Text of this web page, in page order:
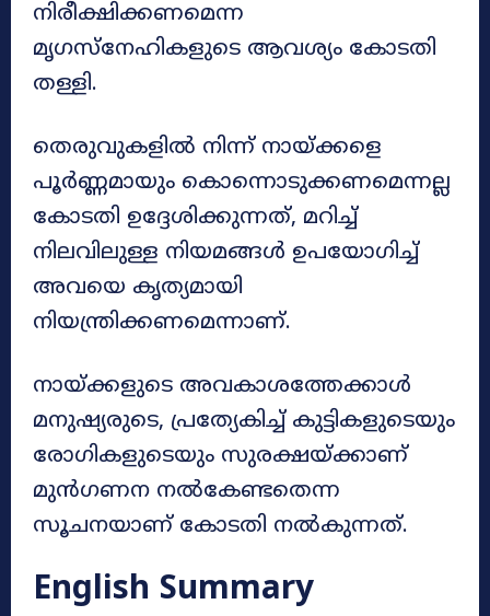
നിരീക്ഷിക്കണമെന്ന
മൃഗസ്‌നേഹികളുടെ ആവശ്യം കോടതി
തള്ളി.
തെരുവുകളിൽ നിന്ന് നായ്ക്കളെ
പൂർണ്ണമായും കൊന്നൊടുക്കണമെന്നല്ല
കോടതി ഉദ്ദേശിക്കുന്നത്, മറിച്ച്
നിലവിലുള്ള നിയമങ്ങൾ ഉപയോഗിച്ച്
അവയെ കൃത്യമായി
നിയന്ത്രിക്കണമെന്നാണ്.
നായ്ക്കളുടെ അവകാശത്തേക്കാൾ
മനുഷ്യരുടെ, പ്രത്യേകിച്ച് കുട്ടികളുടെയും
രോഗികളുടെയും സുരക്ഷയ്ക്കാണ്
മുൻഗണന നൽകേണ്ടതെന്ന
സൂചനയാണ് കോടതി നൽകുന്നത്.
English Summary